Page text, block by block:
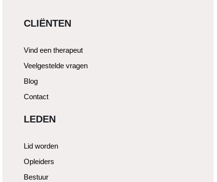
CLIËNTEN
Vind een therapeut
Veelgestelde vragen
Blog
Contact
LEDEN
Lid worden
Opleiders
Bestuur